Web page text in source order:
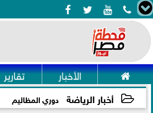
   
 الأخبار تقارير
أخبار الرياضة دوري المظاليم